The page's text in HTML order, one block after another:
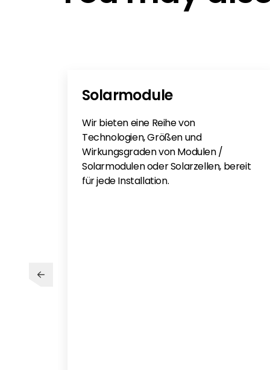
Solis S1-W4G-ST Data Logger - SWE
Solarmodule
Wir bieten eine Reihe von
Technologien, Größen und
Wirkungsgraden von Modulen /
Solarmodulen oder Solarzellen, bereit
für jede Installation.